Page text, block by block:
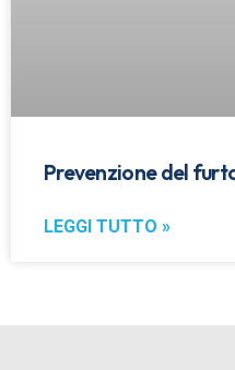
Prevenzione del
LEGGI TUTTO »